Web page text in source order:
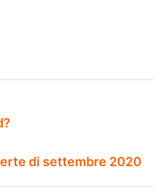
di settembre 2020